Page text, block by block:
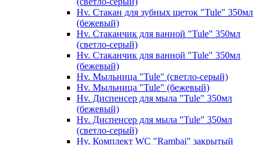
Hv. Стакан для зубных щеток "Tule" 350мл
(бежевый)
Hv. Стаканчик для ванной "Tule" 350мл
(светло-серый)
Hv. Стаканчик для ванной "Tule" 350мл
(бежевый)
Hv. Мыльница "Tule" (светло-серый)
Hv. Мыльница "Tule" (бежевый)
Hv. Диспенсер для мыла "Tule" 350мл
(бежевый)
Hv. Диспенсер для мыла "Tule" 350мл
(светло-серый)
Hv. Комплект WC "Rambai" закрытый